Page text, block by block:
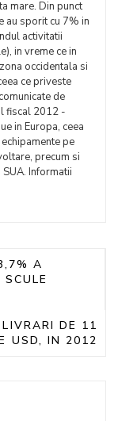
mare. Din punct
au sporit cu 7% in
activitatii
in vreme ce in
occidentala si
ce priveste
de
fiscal 2012 -
in Europa, ceea
pe
precum si
Informatii
A
DE 11
USD, IN 2012